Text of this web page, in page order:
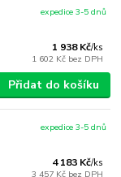
1 938 Kč/ks
1 602 Kč bez DPH
expedice 3-5 dnů
Přidat do košíku
4 183 Kč/ks
3 457 Kč bez DPH
expedice 3-5 dnů